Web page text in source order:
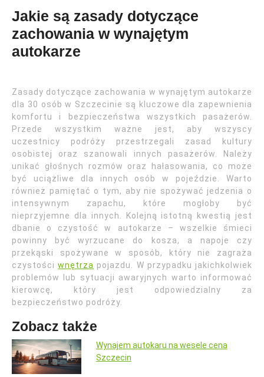
Jakie są zasady dotyczące
zachowania w wynajętym
autokarze
Zasady dotyczące zachowania w wynajętym autokarze
dla 30 osób w Szczecinie są kluczowe dla zapewnienia
komfortu i bezpieczeństwa wszystkich pasażerów.
Przede wszystkim ważne jest, aby wszyscy
uczestnicy podróży przestrzegali zasad kultury
osobistej oraz szanowali innych pasażerów. Należy
unikać głośnych rozmów oraz hałasowania, co może
być uciążliwe dla innych osób w pojeździe. Warto
również pamiętać o tym, aby nie spożywać jedzenia o
intensywnym zapachu, które mogłoby być
nieprzyjemne dla innych. Kolejną istotną kwestią jest
dbanie o czystość w autokarze – wszelkie śmieci
powinny być wyrzucane do kosza, a napoje czy
przekąski spożywane w sposób, który nie zagraża
czystościwnętrza pojazdu. W przypadku jakichkolwiek
problemów lub sytuacji awaryjnych warto informować
kierowcę, który jest odpowiedzialny za
bezpieczeństwo podróży.
Zobacz także
Wynajem autokaru na wesele cena
Szczecin